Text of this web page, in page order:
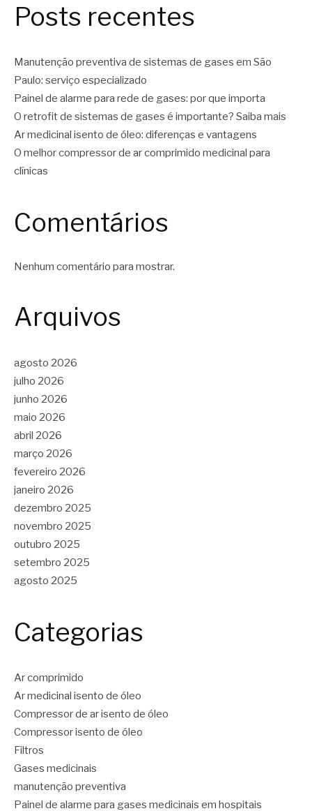
Posts recentes
Manutenção preventiva de sistemas de gases em São
Paulo: serviço especializado
Painel de alarme para rede de gases: por que importa
O retrofit de sistemas de gases é importante? Saiba mais
Ar medicinal isento de óleo: diferenças e vantagens
O melhor compressor de ar comprimido medicinal para
clínicas
Comentários
Nenhum comentário para mostrar.
Arquivos
agosto 2026
julho 2026
junho 2026
maio 2026
abril 2026
março 2026
fevereiro 2026
janeiro 2026
dezembro 2025
novembro 2025
outubro 2025
setembro 2025
agosto 2025
Categorias
Ar comprimido
Ar medicinal isento de óleo
Compressor de ar isento de óleo
Compressor isento de óleo
Filtros
Gases medicinais
manutenção preventiva
Painel de alarme para gases medicinais em hospitais